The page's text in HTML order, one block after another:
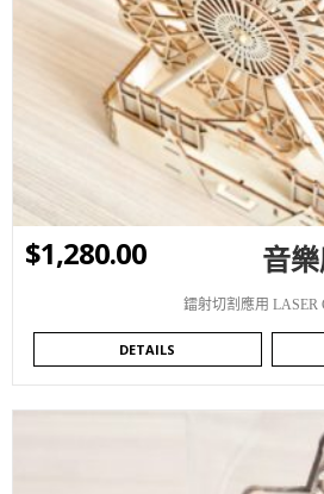
WISHLIST
$1,280.00 音
鐳射切割應用 LASER
DETAILS